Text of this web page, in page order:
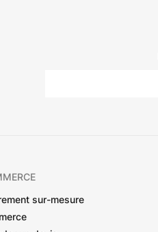
sur-mesure